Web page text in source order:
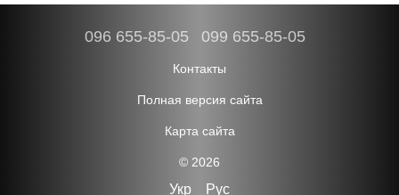
096 655-85-05 099 655-85-05
Контакты
Полная версия сайта
Карта сайта
© 2026
Укр Рус